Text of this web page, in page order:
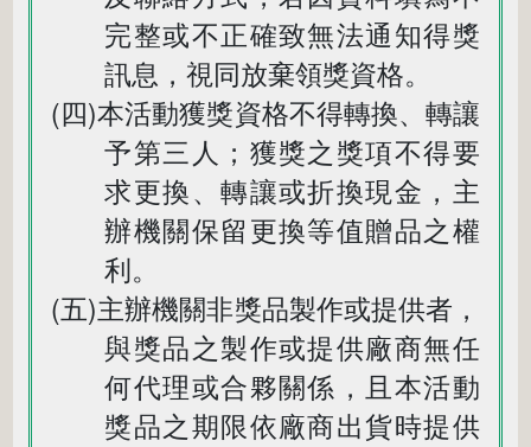
完整或不正確致無法通知得獎
訊息，視同放棄領獎資格。
(四)本活動獲獎資格不得轉換、轉讓
予第三人；獲獎之獎項不得要
求更換、轉讓或折換現金，主
辦機關保留更換等值贈品之權
利。
(五)主辦機關非獎品製作或提供者，
與獎品之製作或提供廠商無任
何代理或合夥關係，且本活動
獎品之期限依廠商出貨時提供